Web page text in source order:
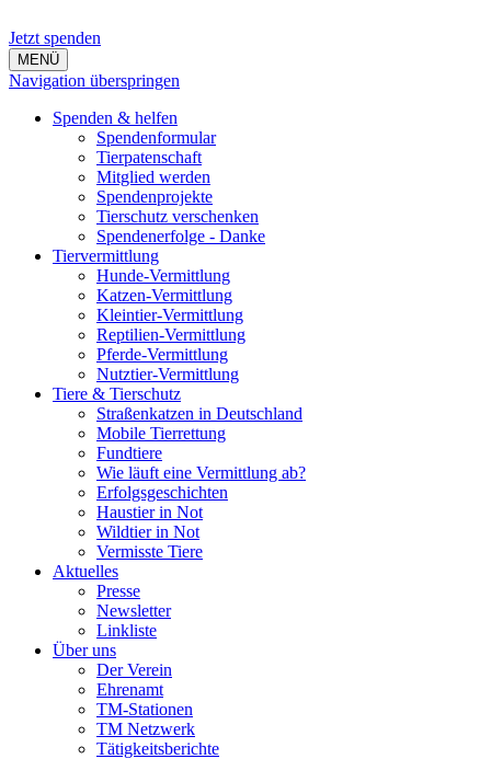
Jetzt spenden
MENÜ
Navigation überspringen
Spenden & helfen
Spendenformular
Tierpatenschaft
Mitglied werden
Spendenprojekte
Tierschutz verschenken
Spendenerfolge - Danke
Tiervermittlung
Hunde-Vermittlung
Katzen-Vermittlung
Kleintier-Vermittlung
Reptilien-Vermittlung
Pferde-Vermittlung
Nutztier-Vermittlung
Tiere & Tierschutz
Straßenkatzen in Deutschland
Mobile Tierrettung
Fundtiere
Wie läuft eine Vermittlung ab?
Erfolgsgeschichten
Haustier in Not
Wildtier in Not
Vermisste Tiere
Aktuelles
Presse
Newsletter
Linkliste
Über uns
Der Verein
Ehrenamt
TM-Stationen
TM Netzwerk
Tätigkeitsberichte